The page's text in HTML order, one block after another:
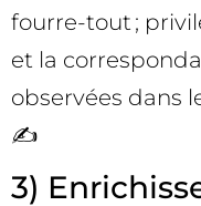
fourre-tout ;
et la
observées dans
✍️
3)